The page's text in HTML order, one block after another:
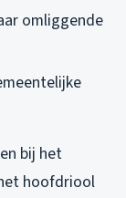
omliggende
bij het
hoofdriool